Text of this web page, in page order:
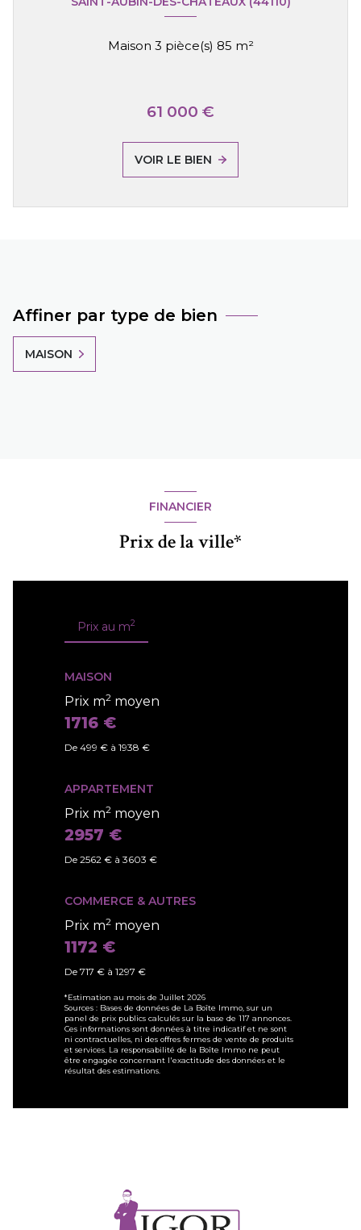
Maison 3 pièce(s) 85 m²
61 000 €
VOIR LE BIEN
Affiner par type de bien
MAISON
FINANCIER
Prix de la ville*
Prix au m2
MAISON
Prix m2 moyen
1716 €
De 499 € à 1938 €
APPARTEMENT
Prix m2 moyen
2957 €
De 2562 € à 3603 €
COMMERCE & AUTRES
Prix m2 moyen
1172 €
De 717 € à 1297 €
*Estimation au mois de Juillet 2026
Sources : Bases de données de La Boîte Immo, sur un
panel de prix publics calculés sur la base de 117 annonces.
Ces informations sont données à titre indicatif et ne sont
ni contractuelles, ni des offres fermes de vente de produits
et services. La responsabilité de la Boîte Immo ne peut
être engagée concernant l'exactitude des données et le
résultat des estimations.